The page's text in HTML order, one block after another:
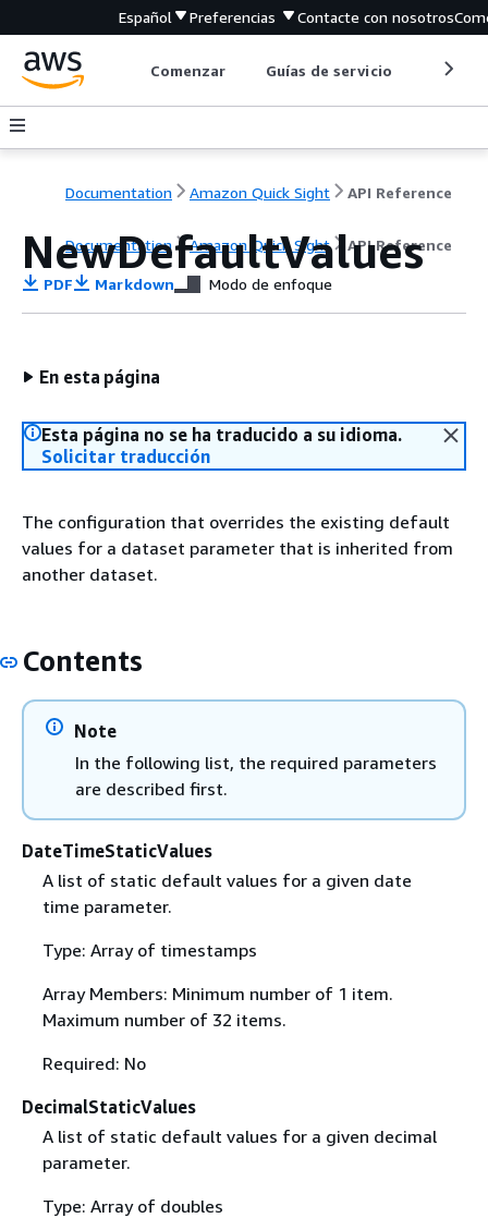
Español Preferencias Contacte con nosotros
Comenzar Guías de servicio
Documentation Amazon Quick Sight API Reference
Documentation Amazon Quick Sight API Reference
NewDefaultValues
PDF Markdown Modo de enfoque
En esta página
Esta página no se ha traducido a su idioma.
Solicitar traducción
The configuration that overrides the existing default
values for a dataset parameter that is inherited from
another dataset.
Contents
Note
In the following list, the required parameters
are described first.
DateTimeStaticValues
A list of static default values for a given date
time parameter.
Type: Array of timestamps
Array Members: Minimum number of 1 item.
Maximum number of 32 items.
Required: No
DecimalStaticValues
A list of static default values for a given decimal
parameter.
Type: Array of doubles